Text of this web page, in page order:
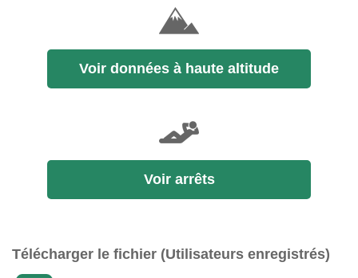
Voir données à haute altitude
Voir arrêts
Télécharger le fichier (Utilisateurs enregistrés)